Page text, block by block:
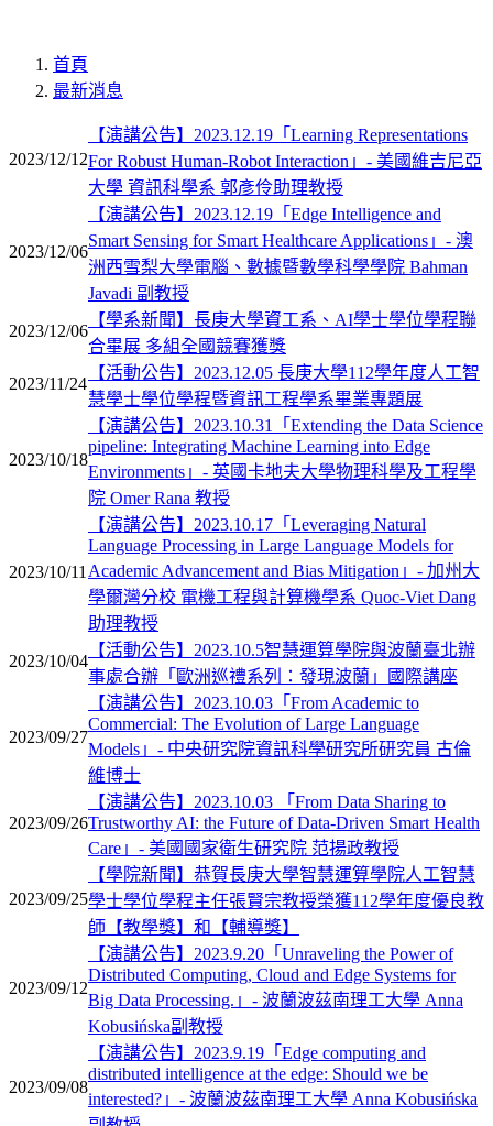
首頁
最新消息
2023/12/12
【演講公告】2023.12.19「Learning Representations
For Robust Human-Robot Interaction」- 美國維吉尼亞
大學 資訊科學系 郭彥伶助理教授
2023/12/06
【演講公告】2023.12.19「Edge Intelligence and
Smart Sensing for Smart Healthcare Applications」- 澳
洲西雪梨大學電腦、數據暨數學科學學院 Bahman
Javadi 副教授
2023/12/06
【學系新聞】長庚大學資工系、AI學士學位學程聯
合畢展 多組全國競賽獲獎
2023/11/24
【活動公告】2023.12.05 長庚大學112學年度人工智
慧學士學位學程暨資訊工程學系畢業專題展
2023/10/18
【演講公告】2023.10.31「Extending the Data Science
pipeline: Integrating Machine Learning into Edge
Environments」- 英國卡地夫大學物理科學及工程學
院 Omer Rana 教授
2023/10/11
【演講公告】2023.10.17「Leveraging Natural
Language Processing in Large Language Models for
Academic Advancement and Bias Mitigation」- 加州大
學爾灣分校 電機工程與計算機學系 Quoc-Viet Dang
助理教授
2023/10/04
【活動公告】2023.10.5智慧運算學院與波蘭臺北辦
事處合辦「歐洲巡禮系列：發現波蘭」國際講座
2023/09/27
【演講公告】2023.10.03「From Academic to
Commercial: The Evolution of Large Language
Models」- 中央研究院資訊科學研究所研究員 古倫
維博士
2023/09/26
【演講公告】2023.10.03 「From Data Sharing to
Trustworthy AI: the Future of Data-Driven Smart Health
Care」- 美國國家衛生研究院 范揚政教授
2023/09/25
【學院新聞】恭賀長庚大學智慧運算學院人工智慧
學士學位學程主任張賢宗教授榮獲112學年度優良教
師【教學獎】和【輔導獎】
2023/09/12
【演講公告】2023.9.20「Unraveling the Power of
Distributed Computing, Cloud and Edge Systems for
Big Data Processing.」- 波蘭波茲南理工大學 Anna
Kobusińska副教授
2023/09/08
【演講公告】2023.9.19「Edge computing and
distributed intelligence at the edge: Should we be
interested?」- 波蘭波茲南理工大學 Anna Kobusińska